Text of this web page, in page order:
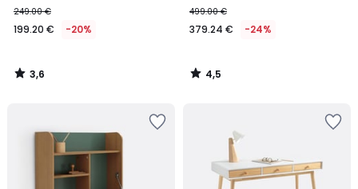
249.00 €
199.20 € -20%
3,6
/
499.00 €
379.24 € -24%
4,5
/